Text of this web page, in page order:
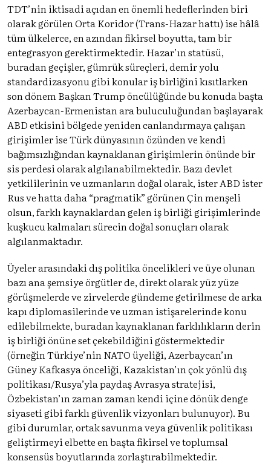
TDT’nin iktisadi açıdan en önemli hedeflerinden biri
olarak görülen Orta Koridor (Trans-Hazar hattı) ise hâlâ
tüm ülkelerce, en azından fikirsel boyutta, tam bir
entegrasyon gerektirmektedir. Hazar’ın statüsü,
buradan geçişler, gümrük süreçleri, demir yolu
standardizasyonu gibi konular iş birliğini kısıtlarken
son dönem Başkan Trump öncülüğünde bu konuda başta
Azerbaycan-Ermenistan ara buluculuğundan başlayarak
ABD etkisini bölgede yeniden canlandırmaya çalışan
girişimler ise Türk dünyasının özünden ve kendi
bağımsızlığından kaynaklanan girişimlerin önünde bir
sis perdesi olarak algılanabilmektedir. Bazı devlet
yetkililerinin ve uzmanların doğal olarak, ister ABD ister
Rus ve hatta daha “pragmatik” görünen Çin menşeli
olsun, farklı kaynaklardan gelen iş birliği girişimlerinde
kuşkucu kalmaları sürecin doğal sonuçları olarak
algılanmaktadır.
Üyeler arasındaki dış politika öncelikleri ve üye olunan
bazı ana şemsiye örgütler de, direkt olarak yüz yüze
görüşmelerde ve zirvelerde gündeme getirilmese de arka
kapı diplomasilerinde ve uzman istişarelerinde konu
edilebilmekte, buradan kaynaklanan farklılıkların derin
iş birliği önüne set çekebildiğini göstermektedir
(örneğin Türkiye’nin NATO üyeliği, Azerbaycan’ın
Güney Kafkasya önceliği, Kazakistan’ın çok yönlü dış
politikası/Rusya’yla paydaş Avrasya stratejisi,
Özbekistan’ın zaman zaman kendi içine dönük denge
siyaseti gibi farklı güvenlik vizyonları bulunuyor). Bu
gibi durumlar, ortak savunma veya güvenlik politikası
geliştirmeyi elbette en başta fikirsel ve toplumsal
konsensüs boyutlarında zorlaştırabilmektedir.